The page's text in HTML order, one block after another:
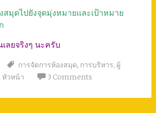
มุดไปยังจุดมุ่งหมายและเป้าหมาย
ลยจริงๆ นะครับ
การจัดการห้องสมุด, การบริหาร, ผู้
หัวหน้า 3 Comments